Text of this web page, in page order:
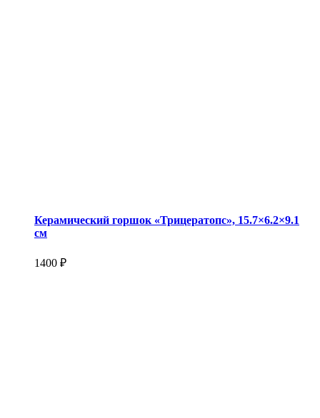
Керамический горшок «Трицератопс», 15.7×6.2×9.1
см
1400 ₽